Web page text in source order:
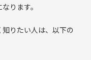
ります。
りたい人は、以下の